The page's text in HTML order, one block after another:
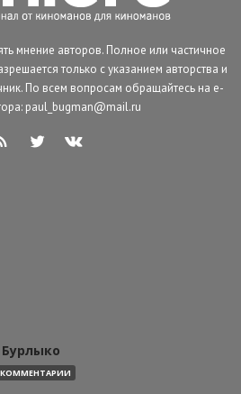
мнение авторов. Полное или частичное
только с указанием авторства и
По всем вопросам обращайтесь на e-
paul_bugman@mail.ru
КОММЕНТАРИИ